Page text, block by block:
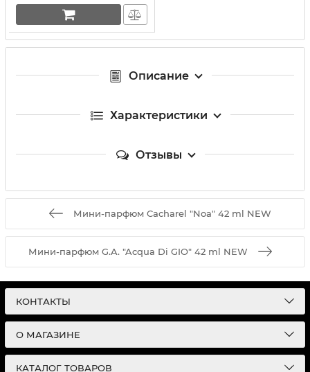
Описание
Характеристики
Отзывы
Мини-парфюм Cacharel "Noa" 42 ml NEW
Мини-парфюм G.A. "Acqua Di GIO" 42 ml NEW
КОНТАКТЫ
О МАГАЗИНЕ
КАТАЛОГ ТОВАРОВ